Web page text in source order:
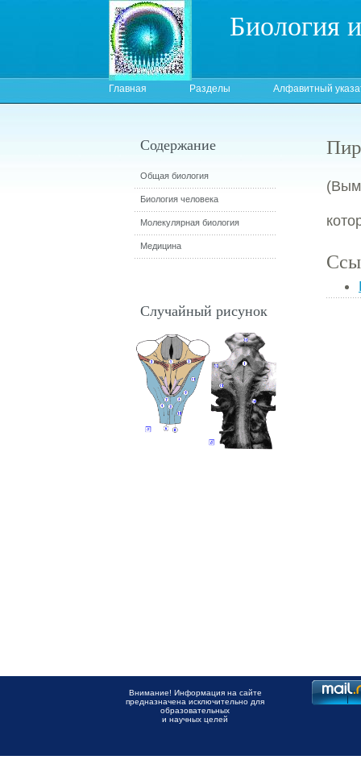
Биология
Главная Разделы Алфавитный
Содержание
Общая биология
Биология человека
Молекулярная биология
Медицина
Случайный рисунок
Внимание! Информация на сайте
предназначена исключительно для
образовательных
и научных целей